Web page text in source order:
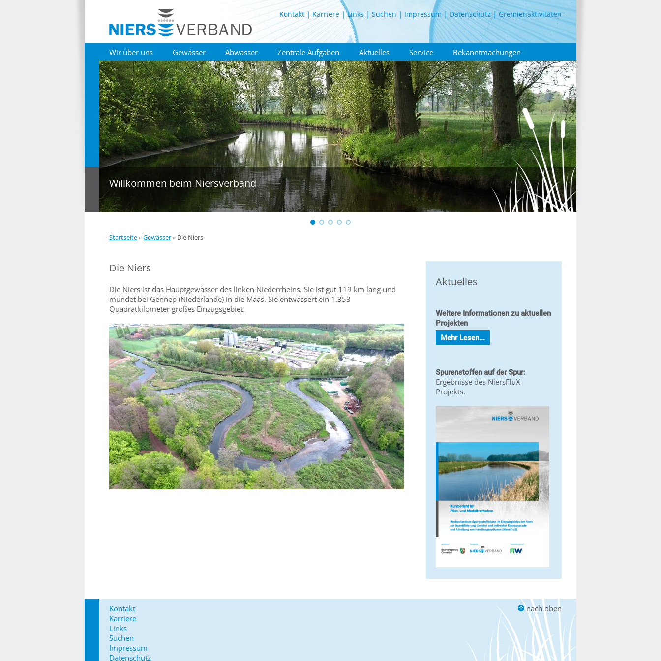
Kontakt Karriere Links Suchen Impressum Datenschutz Gremienaktivitäten
Wir über uns Gewässer Abwasser Zentrale Aufgaben Aktuelles Service Bekanntmachungen
Willkommen beim Niersverband
Startseite»Gewässer» Die Niers
Die Niers
Die Niers ist das Hauptgewässer des linken Niederrheins. Sie ist gut 119 km lang und
mündet bei Gennep (Niederlande) in die Maas. Sie entwässert ein 1.353
Quadratkilometer großes Einzugsgebiet.
Aktuelles
Weitere Informationen zu aktuellen
Projekten
Mehr Lesen...
Spurenstoffen auf der Spur:
Ergebnisse des NiersFluX-
Projekts.
Kontakt
Karriere
Links
Suchen
Impressum
Datenschutz
nach oben